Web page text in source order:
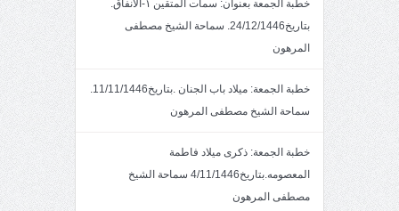
خطبة الجمعة بعنوان: سمات المتقين ١-الانفاق.
بتاريخ24/12/1446. سماحة الشيخ مصطفى
المرهون
خطبة الجمعة: ميلاد باب الجنان .بتاريخ11/11/1446.
سماحة الشيخ مصطفى المرهون
خطبة الجمعة: ذكرى ميلاد فاطمة
المعصومه.بتاريخ4/11/1446 سماحة الشيخ
مصطفى المرهون